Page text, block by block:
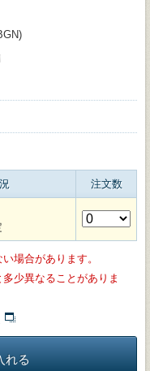
注文数
場合があります。
少異なることがありま
れる